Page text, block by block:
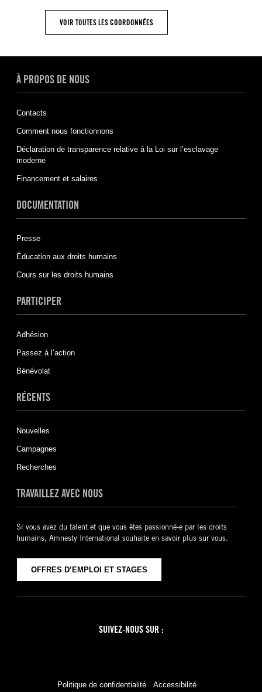
VOIR TOUTES LES COORDONNÉES
À PROPOS DE NOUS
Contacts
Comment nous fonctionnons
Déclaration de transparence relative à la Loi sur l’esclavage
moderne
Financement et salaires
DOCUMENTATION
Presse
Éducation aux droits humains
Cours sur les droits humains
PARTICIPER
Adhésion
Passez à l’action
Bénévolat
RÉCENTS
Nouvelles
Campagnes
Recherches
TRAVAILLEZ AVEC NOUS
Si vous avez du talent et que vous êtes passionné-e par les droits
humains, Amnesty International souhaite en savoir plus sur vous.
OFFRES D’EMPLOI ET STAGES
Politique de confidentialité
Accessibilité
SUIVEZ-NOUS SUR :